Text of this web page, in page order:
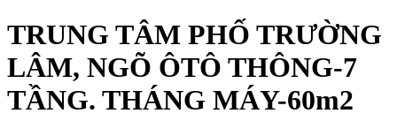
TRUNG TÂM PHỐ TRƯỜNG
LÂM, NGÕ ÔTÔ THÔNG-7
TẦNG. THÁNG MÁY-60m2